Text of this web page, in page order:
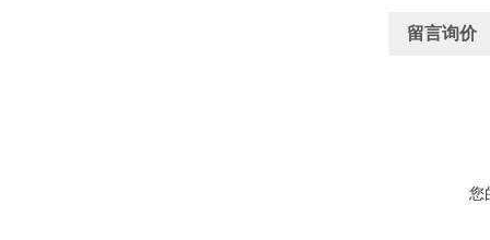
留言询价
您